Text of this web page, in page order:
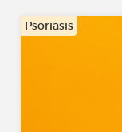
Psoriasis